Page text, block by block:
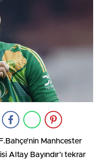
Manhcester
Altay Bayındır’ı tekrar